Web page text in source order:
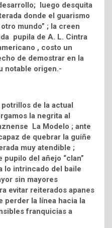
luego desquita
donde el guarismo
mundo” ; la creen
pupila de A. L. Cintra
, costo un
de demostrar en la
notable origen.-
potrillos de la actual
la negrita al
La Modelo ; ante
de quebrar la guiñe
muy atendible ;
del añejo “clan”
lo intrincado del baile
sin mayores
evitar reiterados apanes
perder la línea hacia la
franquicias a